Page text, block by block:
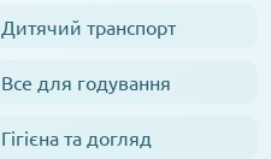
Дитячий транспорт
Все для годування
Гігієна та догляд